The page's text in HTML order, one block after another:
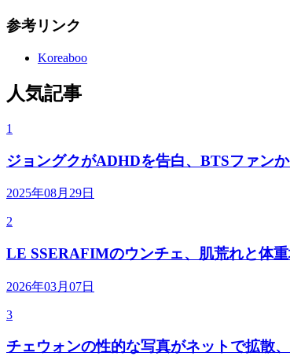
参考リンク
Koreaboo
人気記事
1
ジョングクがADHDを告白、BTSファン
2025年08月29日
2
LE SSERAFIMのウンチェ、肌荒れと体
2026年03月07日
3
チェウォンの性的な写真がネットで拡散